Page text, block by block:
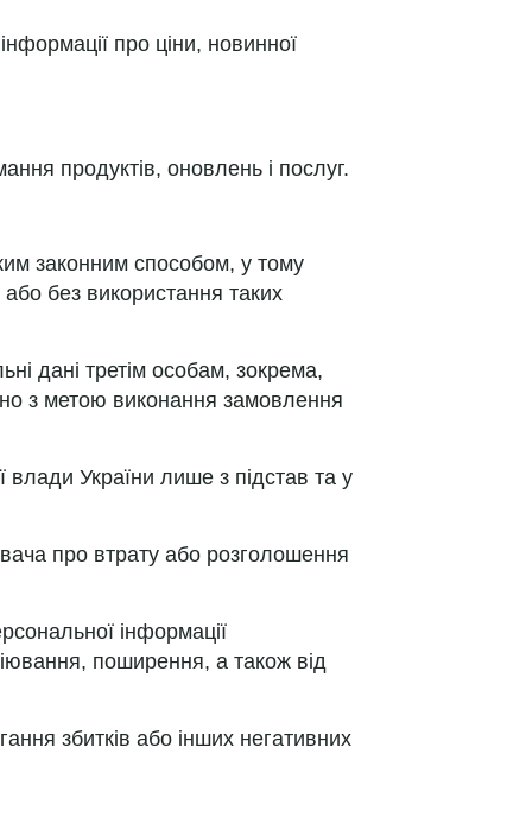
про ціни, новинної
продуктів, оновлень і послуг.
законним способом, у тому
без використання таких
дані третім особам, зокрема,
з метою виконання замовлення
України лише з підстав та у
про втрату або розголошення
інформації
поширення, а також від
збитків або інших негативних